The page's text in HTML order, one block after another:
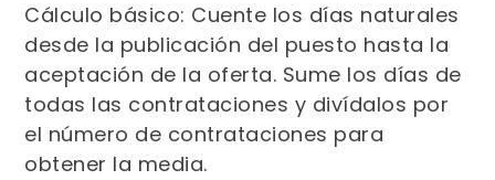
Cálculo básico: Cuente los días naturales
desde la publicación del puesto hasta la
aceptación de la oferta. Sume los días de
todas las contrataciones y divídalos por
el número de contrataciones para
obtener la media.